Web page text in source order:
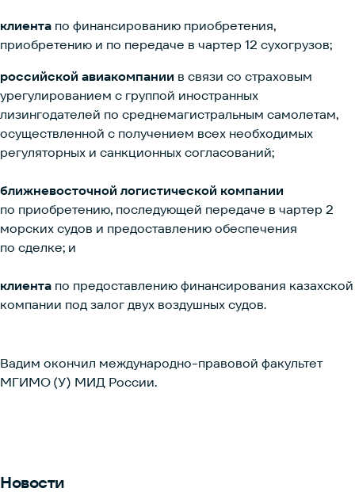
клиента по финансированию приобретения,
приобретению и по передаче в чартер 12 сухогрузов;
российской авиакомпании в связи со страховым
урегулированием с группой иностранных
лизингодателей по среднемагистральным самолетам,
осуществленной с получением всех необходимых
регуляторных и санкционных согласований;
ближневосточной логистической компании
по приобретению, последующей передаче в чартер 2
морских судов и предоставлению обеспечения
по сделке; и
клиента по предоставлению финансирования казахской
компании под залог двух воздушных судов.
Вадим окончил международно-правовой факультет
МГИМО (У) МИД России.
Новости